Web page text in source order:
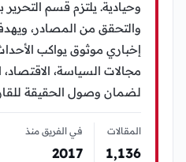
وحيادية. يلتزم قسم التحرير
والتحقق من المصادر،
إخباري موثوق يواكب
مجالات السياسة، الاقتصاد،
لضمان وصول الحقيقة
المقالات
1٬136
في الفريق منذ
2017